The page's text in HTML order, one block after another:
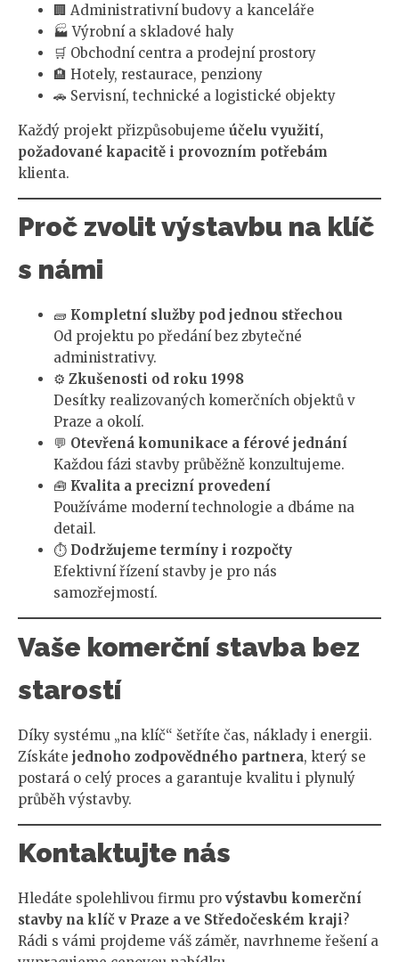
🏢 Administrativní budovy a kanceláře
🏭 Výrobní a skladové haly
🛒 Obchodní centra a prodejní prostory
🏨 Hotely, restaurace, penziony
🚗 Servisní, technické a logistické objekty
Každý projekt přizpůsobujeme účelu využití,
požadované kapacitě i provozním potřebám
klienta.
Proč zvolit výstavbu na klíč
s námi
🧱 Kompletní služby pod jednou střechou
Od projektu po předání bez zbytečné
administrativy.
⚙️ Zkušenosti od roku 1998
Desítky realizovaných komerčních objektů v
Praze a okolí.
💬 Otevřená komunikace a férové jednání
Každou fázi stavby průběžně konzultujeme.
🧰 Kvalita a precizní provedení
Používáme moderní technologie a dbáme na
detail.
⏱️ Dodržujeme termíny i rozpočty
Efektivní řízení stavby je pro nás
samozřejmostí.
Vaše komerční stavba bez
starostí
Díky systému „na klíč“ šetříte čas, náklady i energii.
Získáte jednoho zodpovědného partnera, který se
postará o celý proces a garantuje kvalitu i plynulý
průběh výstavby.
Kontaktujte nás
Hledáte spolehlivou firmu pro výstavbu komerční
stavby na klíč v Praze a ve Středočeském kraji?
Rádi s vámi projdeme váš záměr, navrhneme řešení a